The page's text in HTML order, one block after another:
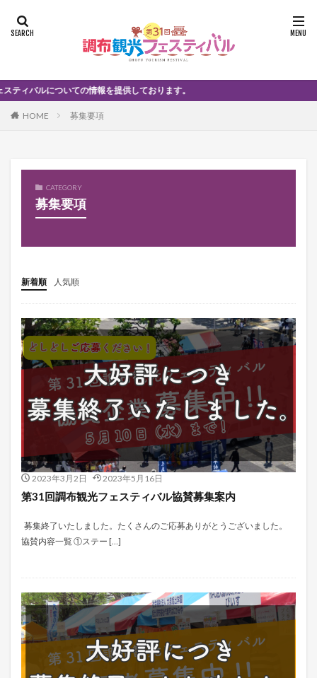
についての情報を提供しております。
HOME 募集要項
CATEGORY
募集要項
新着順 人気順
2023年3月2日 2023年5月16日
第31回調布観光フェスティバル協賛募集案内
募集終了いたしました。たくさんのご応募ありがとうございました。
協賛内容一覧 ①ステー […]